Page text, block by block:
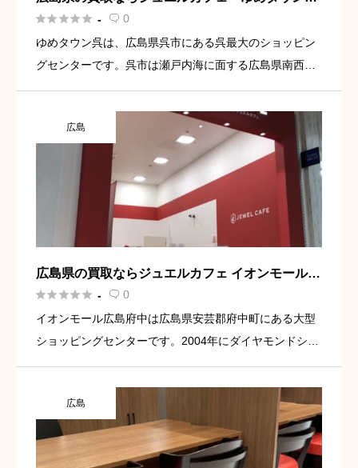
店
 -  0
ゆめタウン呉は、広島県呉市にある呉最大のショッピン
グセンターです。呉市は瀬戸内海に面する広島県南西部
となっています。アクセスはJR呉線「呉駅」下車より徒
歩5分。呉駅から […]
広島
広島県の買取ならジュエルカフェ イオンモール広
島府中店
 -  0
イオンモール広島府中は広島県安芸郡府中町にある大型
ショッピングセンターです。2004年にダイヤモンドシテ
し、施設直結のJR天神川駅も開発されました。その後20
11年にイオン […]
広島